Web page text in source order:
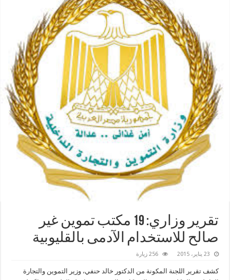
تقرير وزاري: 19 مكتب تموين غير
صالح للاستخدام الآدمى بالقليوبية
23 يناير، 2015 256 زيارة
كشف تقرير اللجنة المكونة من الدكتور خالد حنفي، وزير التموين والتجارة